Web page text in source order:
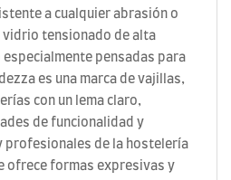
a cualquier abrasión o
vidrio tensionado de alta
pensadas para
es una marca de vajillas,
con un lema claro,
de funcionalidad y
profesionales de la hostelería
ofrece formas expresivas y